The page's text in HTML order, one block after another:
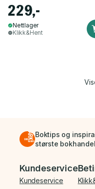
229,-
Nettlager
Klikk&Hent
Boktips og
største bokhandel
Bunnmeny
Kundeservice
Kundeservice